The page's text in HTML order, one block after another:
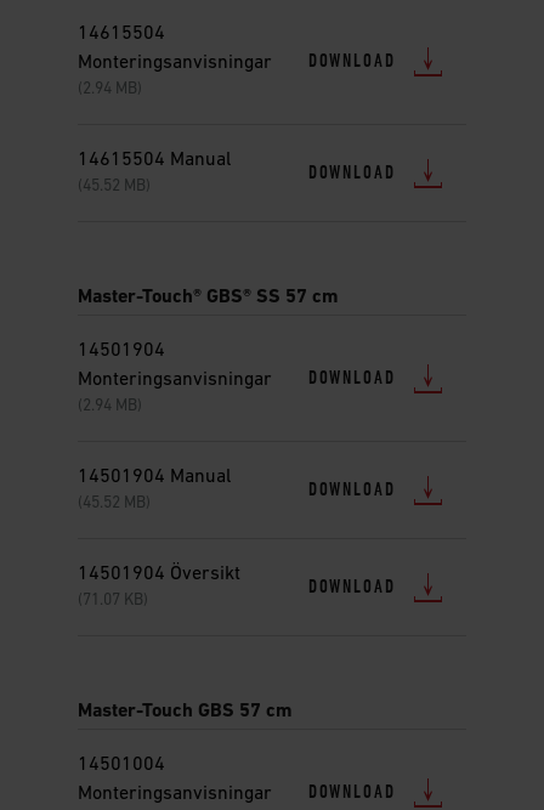
navigate.
14615504
Monteringsanvisningar
(2.94 MB)
DOWNLOAD
14615504 Manual
(45.52 MB)
DOWNLOAD
Master-Touch® GBS® SS 57 cm
14501904
Monteringsanvisningar
(2.94 MB)
DOWNLOAD
14501904 Manual
(45.52 MB)
DOWNLOAD
14501904 Översikt
(71.07 KB)
DOWNLOAD
Master-Touch GBS 57 cm
14501004
Monteringsanvisningar
DOWNLOAD